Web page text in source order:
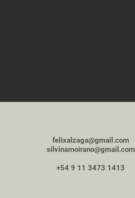
felixalzaga@gmail.com
silvinamoirano@gmail.com
+54 9 11 3473 1413